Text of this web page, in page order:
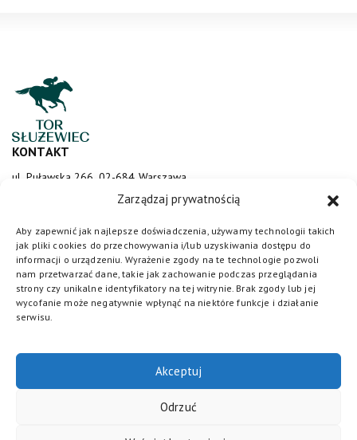
Zarządzaj prywatnością
Aby zapewnić jak najlepsze doświadczenia, używamy technologii takich
jak pliki cookies do przechowywania i/lub uzyskiwania dostępu do
informacji o urządzeniu. Wyrażenie zgody na te technologie pozwoli
nam przetwarzać dane, takie jak zachowanie podczas przeglądania
strony czy unikalne identyfikatory na tej witrynie. Brak zgody lub jej
wycofanie może negatywnie wpłynąć na niektóre funkcje i działanie
serwisu.
Akceptuj
Odrzuć
KONTAKT
ul. Puławska 266, 02-684 Warszawa
sluzewiec@totalizator.pl
KONTAKT DLA MEDIÓW
media@torsluzewiec.pl
DOŁĄCZ DO NAS